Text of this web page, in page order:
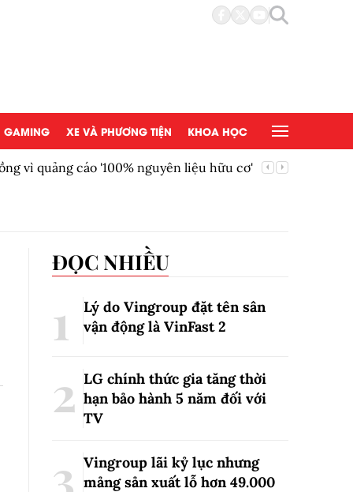
GAMING XE VÀ PHƯƠNG TIỆN KHOA HỌC
vì quảng cáo '100% nguyên liệu hữu cơ'
ĐỌC NHIỀU
Lý do Vingroup đặt tên sân
vận động là VinFast2
LG chính thức gia tăng thời
hạn bảo hành 5 năm đối với
TV
Vingroup lãi kỷ lục nhưng
mảng sản xuất lỗ hơn 49.000